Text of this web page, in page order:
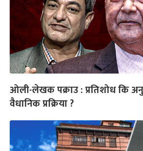
ओली-लेखक पक्राउ : प्रतिशोध कि
वैधानिक प्रक्रिया ?